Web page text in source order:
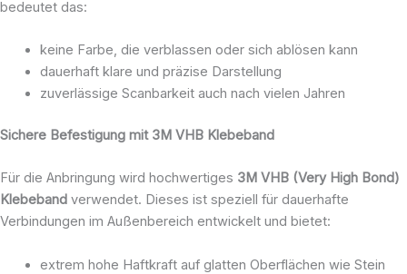
bedeutet das:
keine Farbe, die verblassen oder sich ablösen kann
dauerhaft klare und präzise Darstellung
zuverlässige Scanbarkeit auch nach vielen Jahren
Sichere Befestigung mit 3M VHB Klebeband
Für die Anbringung wird hochwertiges 3M VHB (Very High Bond)
Klebeband verwendet. Dieses ist speziell für dauerhafte
Verbindungen im Außenbereich entwickelt und bietet:
extrem hohe Haftkraft auf glatten Oberflächen wie Stein